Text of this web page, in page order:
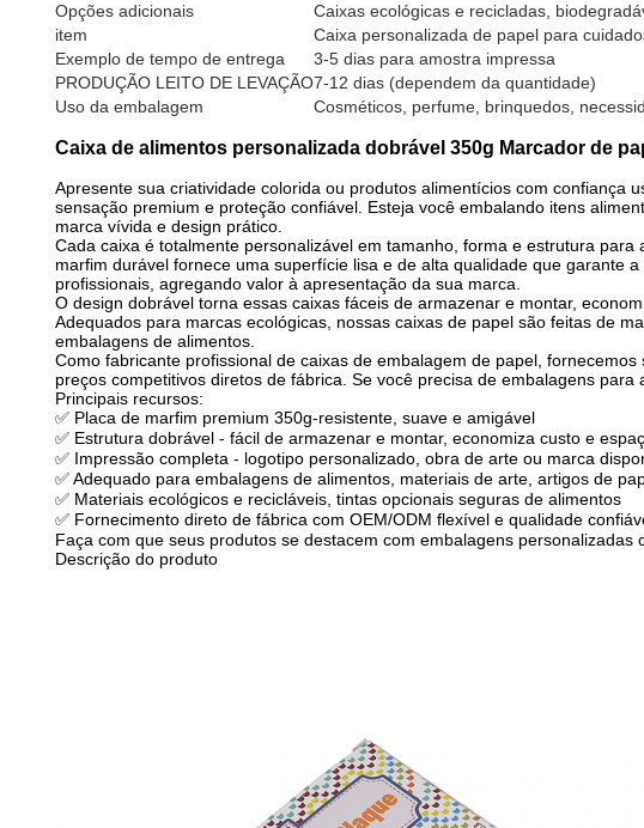
Opções adicionais
Caixas ecológicas e recicladas,
item
Caixa personalizada de papel para
Exemplo de tempo de entrega
3-5 dias para amostra impressa
PRODUÇÃO LEITO DE LEVAÇÃO7-12 dias (dependem da quantidade)
Uso da embalagem
Cosméticos, perfume, brinquedos,
Caixa de alimentos personalizada dobrável 350g Marcador de
Apresente sua criatividade colorida ou produtos alimentícios com confiança
sensação premium e proteção confiável. Esteja você embalando itens
marca vívida e design prático.
Cada caixa é totalmente personalizável em tamanho, forma e estrutura
marfim durável fornece uma superfície lisa e de alta qualidade que garante
profissionais, agregando valor à apresentação da sua marca.
O design dobrável torna essas caixas fáceis de armazenar e montar,
Adequados para marcas ecológicas, nossas caixas de papel são feitas de
embalagens de alimentos.
Como fabricante profissional de caixas de embalagem de papel,
preços competitivos diretos de fábrica. Se você precisa de embalagens
Principais recursos:
✅ Placa de marfim premium 350g-resistente, suave e amigável
✅ Estrutura dobrável - fácil de armazenar e montar, economiza custo e
✅ Impressão completa - logotipo personalizado, obra de arte ou marca
✅ Adequado para embalagens de alimentos, materiais de arte, artigos de
✅ Materiais ecológicos e recicláveis, tintas opcionais seguras de alimentos
✅ Fornecimento direto de fábrica com OEM/ODM flexível e qualidade
Faça com que seus produtos se destacem com embalagens personalizadas
Descrição do produto